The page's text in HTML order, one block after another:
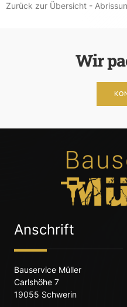
Zurück zur Übersicht -
Wir
Anschrift
Bauservice Müller
Carlshöhe 7
19055 Schwerin